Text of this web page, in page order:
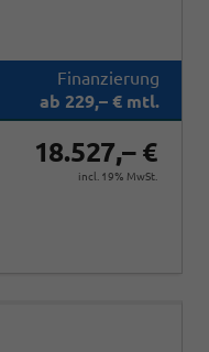
ab 229,– € mtl.
18.527,– €
incl. 19% MwSt.